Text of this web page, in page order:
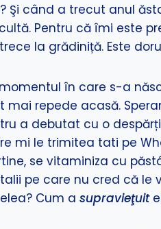
Şi când a trecut anul
Pentru că îmi este
la grădiniță. Este
în care s-a
mai repede acasă.
a debutat cu o
mi le trimitea tati pe
se vitaminiza cu
pe care nu cred că le
Cum a supravieţuit